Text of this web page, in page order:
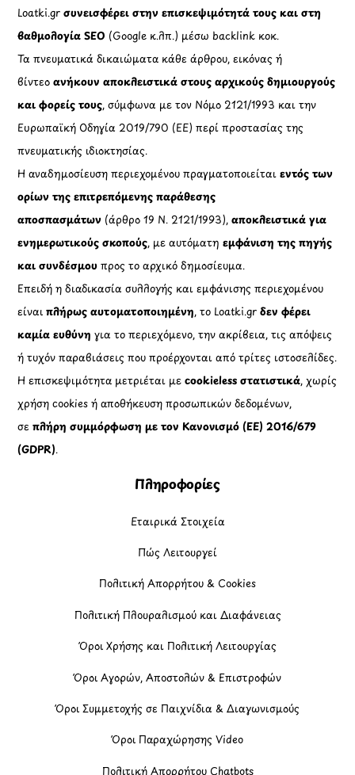
Loatki.gr συνεισφέρει στην επισκεψιμότητά τους και στη
βαθμολογία SEO (Google κ.λπ.) μέσω backlink κοκ.
Τα πνευματικά δικαιώματα κάθε άρθρου, εικόνας ή
βίντεοανήκουν αποκλειστικά στους αρχικούς δημιουργούς
και φορείς τους, σύμφωνα με τον Νόμο 2121/1993 και την
Ευρωπαϊκή Οδηγία 2019/790 (ΕΕ) περί προστασίας της
πνευματικής ιδιοκτησίας.
Η αναδημοσίευση περιεχομένου πραγματοποιείταιεντός των
ορίων της επιτρεπόμενης παράθεσης
αποσπασμάτων (άρθρο 19 Ν. 2121/1993), αποκλειστικά για
ενημερωτικούς σκοπούς, με αυτόματηεμφάνιση της πηγής
και συνδέσμου προς το αρχικό δημοσίευμα.
Επειδή η διαδικασία συλλογής και εμφάνισης περιεχομένου
είναιπλήρως αυτοματοποιημένη, το Loatki.grδεν φέρει
καμία ευθύνη για το περιεχόμενο, την ακρίβεια, τις απόψεις
ή τυχόν παραβιάσεις που προέρχονται από τρίτες ιστοσελίδες.
Η επισκεψιμότητα μετριέται μεcookieless στατιστικά, χωρίς
χρήση cookies ή αποθήκευση προσωπικών δεδομένων,
σεπλήρη συμμόρφωση με τον Κανονισμό (ΕΕ) 2016/679
(GDPR).
Πληροφορίες
Εταιρικά Στοιχεία
Πώς Λειτουργεί
Πολιτική Απορρήτου & Cookies
Πολιτική Πλουραλισμού και Διαφάνειας
Όροι Χρήσης και Πολιτική Λειτουργίας
Όροι Αγορών, Αποστολών & Επιστροφών
Όροι Συμμετοχής σε Παιχνίδια & Διαγωνισμούς
Όροι Παραχώρησης Video
Πολιτική Απορρήτου Chatbots